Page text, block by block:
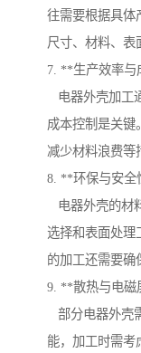
往需要根据具体
尺寸、材料、表
7. **生产效率与
电器外壳加工
成本控制是关键
减少材料浪费等
8. **环保与安全
电器外壳的材
选择和表面处理
的加工还需要确
9. **散热与电磁
部分电器外壳
能，加工时需考